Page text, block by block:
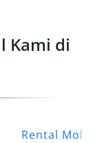
Kami di
Rental Mobil